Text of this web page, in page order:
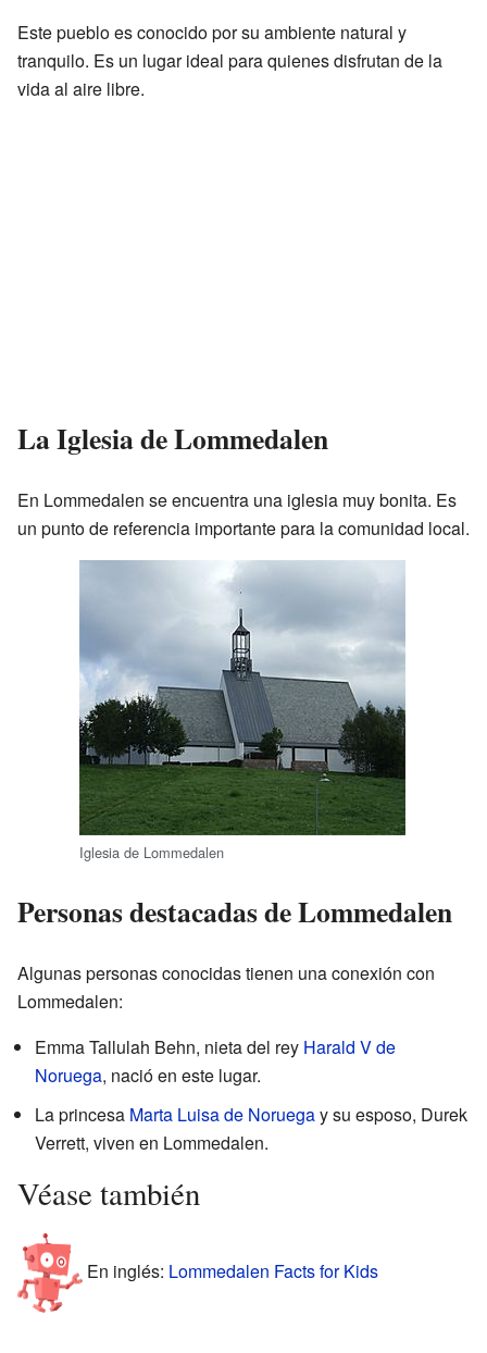
Este pueblo es conocido por su ambiente natural y
tranquilo. Es un lugar ideal para quienes disfrutan de la
vida al aire libre.
La Iglesia de Lommedalen
En Lommedalen se encuentra una iglesia muy bonita. Es
un punto de referencia importante para la comunidad local.
Iglesia de Lommedalen
Personas destacadas de Lommedalen
Algunas personas conocidas tienen una conexión con
Lommedalen:
Emma Tallulah Behn, nieta del rey Harald V de
Noruega, nació en este lugar.
La princesa Marta Luisa de Noruegay su esposo, Durek
Verrett, viven en Lommedalen.
Véase también
En inglés: Lommedalen Facts for Kids